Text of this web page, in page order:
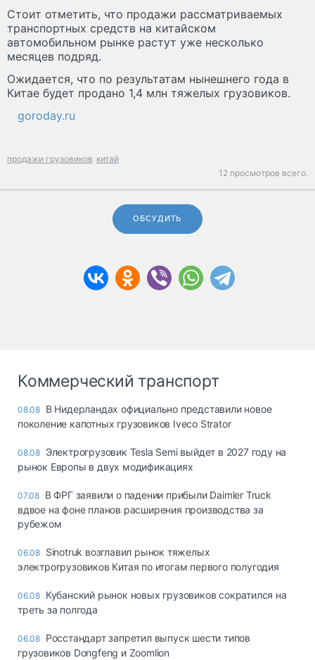
Стоит отметить, что продажи рассматриваемых
транспортных средств на китайском
автомобильном рынке растут уже несколько
месяцев подряд.
Ожидается, что по результатам нынешнего года в
Китае будет продано 1,4 млн тяжелых грузовиков.
goroday.ru
продажи грузовиков китай
12 просмотров всего.
ОБСУДИТЬ
Коммерческий транспорт
08.08 В Нидерландах официально представили новое
поколение капотных грузовиков Iveco Strator
08.08 Электрогрузовик Tesla Semi выйдет в 2027 году на
рынок Европы в двух модификациях
07.08 В ФРГ заявили о падении прибыли Daimler Truck
вдвое на фоне планов расширения производства за
рубежом
06.08 Sinotruk возглавил рынок тяжелых
электрогрузовиков Китая по итогам первого полугодия
06.08 Кубанский рынок новых грузовиков сократился на
треть за полгода
06.08 Росстандарт запретил выпуск шести типов
грузовиков Dongfeng и Zoomlion